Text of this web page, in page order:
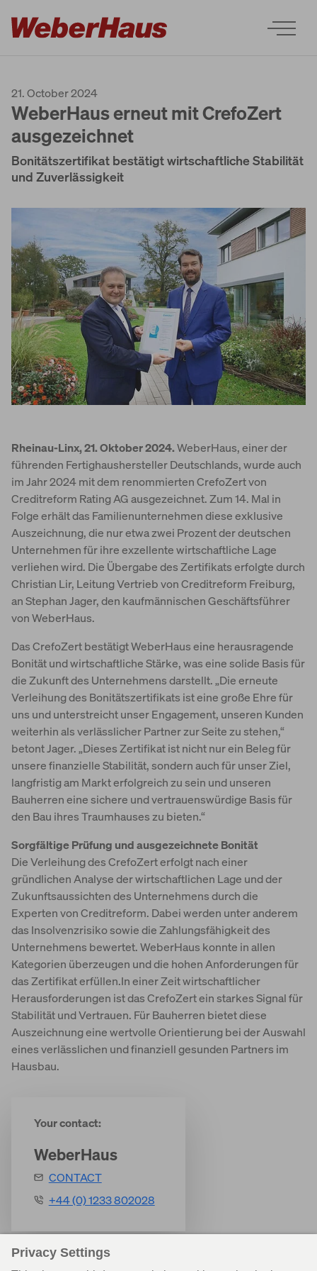
21. October 2024
WeberHaus erneut mit CrefoZert
ausgezeichnet
Bonitätszertifikat bestätigt wirtschaftliche Stabilität
und Zuverlässigkeit
Rheinau-Linx, 21. Oktober 2024.WeberHaus, einer der
führenden Fertighaushersteller Deutschlands, wurde auch
im Jahr 2024 mit dem renommierten CrefoZert von
Creditreform Rating AG ausgezeichnet. Zum 14. Mal in
Folge erhält das Familienunternehmen diese exklusive
Auszeichnung, die nur etwa zwei Prozent der deutschen
Unternehmen für ihre exzellente wirtschaftliche Lage
verliehen wird. Die Übergabe des Zertifikats erfolgte durch
Christian Lir, Leitung Vertrieb von Creditreform Freiburg,
an Stephan Jager, den kaufmännischen Geschäftsführer
von WeberHaus.
Das CrefoZert bestätigt WeberHaus eine herausragende
Bonität und wirtschaftliche Stärke, was eine solide Basis für
die Zukunft des Unternehmens darstellt. „Die erneute
Verleihung des Bonitätszertifikats ist eine große Ehre für
uns und unterstreicht unser Engagement, unseren Kunden
weiterhin als verlässlicher Partner zur Seite zu stehen,“
betont Jager. „Dieses Zertifikat ist nicht nur ein Beleg für
unsere finanzielle Stabilität, sondern auch für unser Ziel,
langfristig am Markt erfolgreich zu sein und unseren
Bauherren eine sichere und vertrauenswürdige Basis für
den Bau ihres Traumhauses zu bieten.“
Sorgfältige Prüfung und ausgezeichnete Bonität
Die Verleihung des CrefoZert erfolgt nach einer
gründlichen Analyse der wirtschaftlichen Lage und der
Zukunftsaussichten des Unternehmens durch die
Experten von Creditreform. Dabei werden unter anderem
das Insolvenzrisiko sowie die Zahlungsfähigkeit des
Unternehmens bewertet. WeberHaus konnte in allen
Kategorien überzeugen und die hohen Anforderungen für
das Zertifikat erfüllen.In einer Zeit wirtschaftlicher
Herausforderungen ist das CrefoZert ein starkes Signal für
Stabilität und Vertrauen. Für Bauherren bietet diese
Auszeichnung eine wertvolle Orientierung bei der Auswahl
eines verlässlichen und finanziell gesunden Partners im
Hausbau.
Your contact:
WeberHaus
CONTACT
+44 (0) 1233 802028
Houses
Construction
Experience
Services